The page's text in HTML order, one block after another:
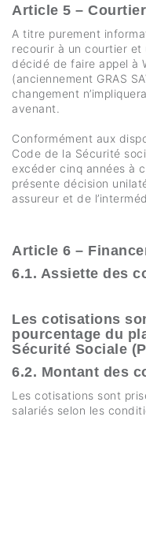
Article 5 –
A titre purement
recourir à un courtier
décidé de faire appel à
(anciennement GRAS
changement
avenant.
Conformément aux
Code de la Sécurité
excéder cinq années à
présente décision
assureur et de
Article 6 –
6.1. Assiette des
Les cotisations
pourcentage du
Sécurité Sociale
6.2. Montant des
Les cotisations sont
salariés selon les